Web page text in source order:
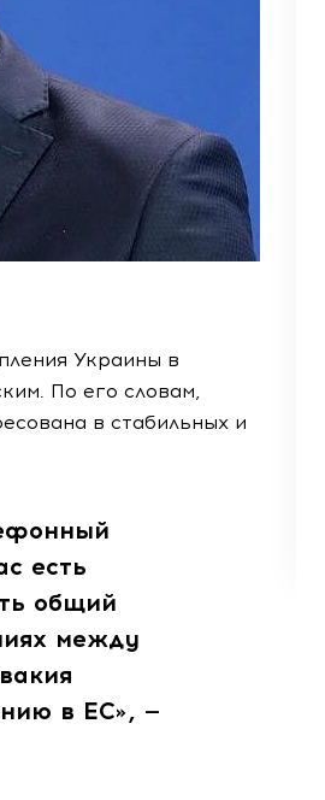
Украины в
По его словам,
в стабильных и
есть
общий
между
в ЕС», —